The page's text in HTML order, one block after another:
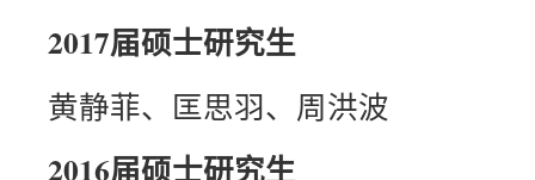
2017届硕士研究生
黄静菲、匡思羽、周洪波
2016届硕士研究生